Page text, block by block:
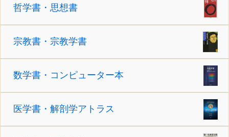
哲学書・思想書
宗教書・宗教学書
数学書・コンピューター本
医学書・解剖学アトラス